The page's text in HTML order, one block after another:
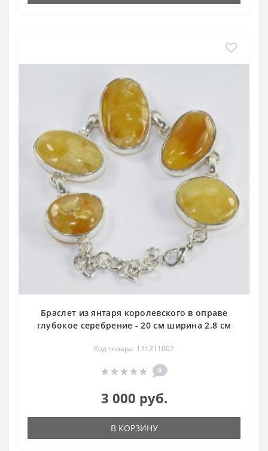
Браслет из янтаря королевского в оправе
глубокое серебрение - 20 см ширина 2.8 см
Код товара: 171211007
0
3 000 руб.
В КОРЗИНУ